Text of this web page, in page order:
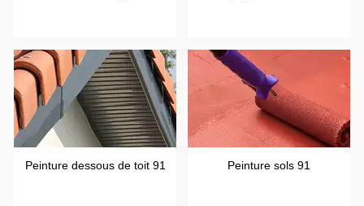
Peinture dessous de toit 91 Peinture sols 91